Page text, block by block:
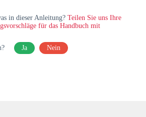
in dieser Anleitung?Teilen Sie uns Ihre
für das Handbuch mit
Ja Nein